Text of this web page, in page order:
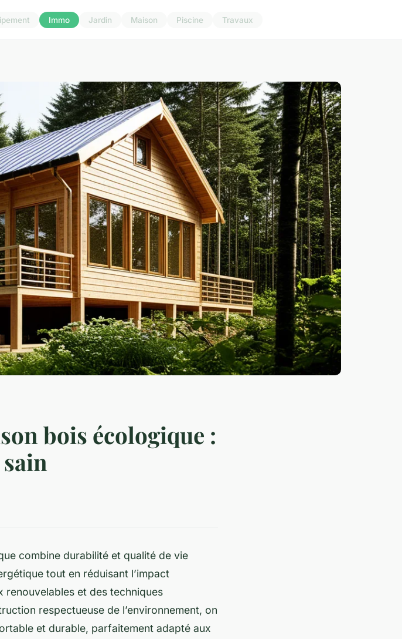
Immo Jardin Maison Piscine Travaux
bois écologique :
combine durabilité et qualité de vie
tout en réduisant l’impact
renouvelables et des techniques
respectueuse de l’environnement, on
et durable, parfaitement adapté aux